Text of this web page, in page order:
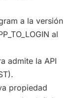
a la versión
al
admite la API
propiedad